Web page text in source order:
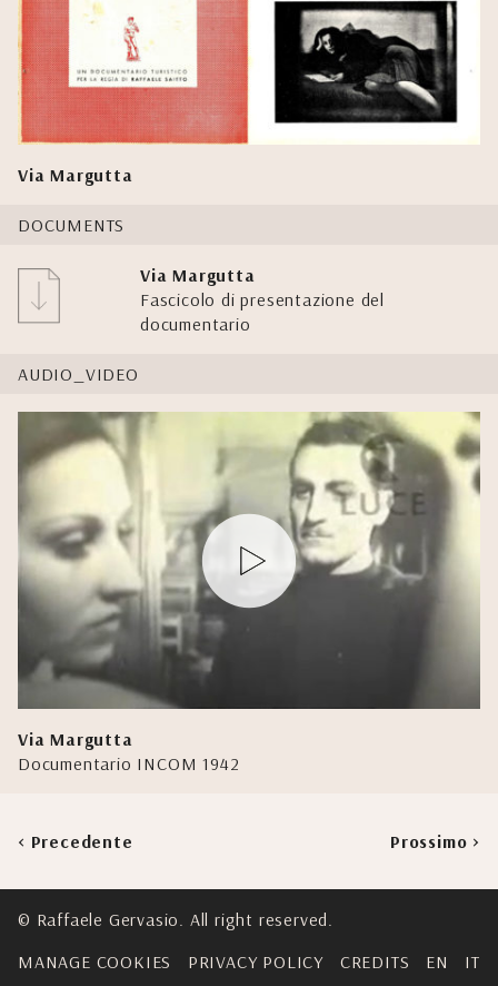
Via Margutta
DOCUMENTS
Via Margutta
Fascicolo di presentazione del
documentario
AUDIO_VIDEO
Via Margutta
Documentario INCOM 1942
< Precedente Prossimo >
© Raffaele Gervasio. All right reserved.
MANAGE COOKIES
PRIVACY POLICY CREDITS EN IT